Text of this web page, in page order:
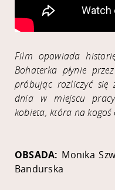
Film opowiada
Bohaterka płynie
próbując rozliczyć się
dnia w miejscu
kobieta, która na kogoś
OBSADA: Monika
Bandurska